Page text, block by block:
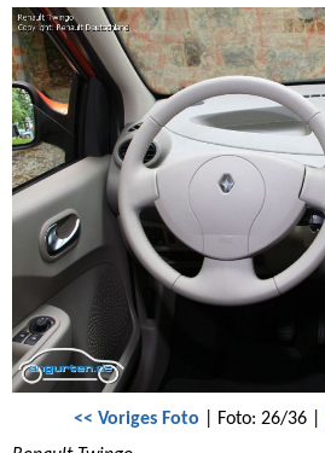
<< Voriges Foto | Foto: 26/36 |